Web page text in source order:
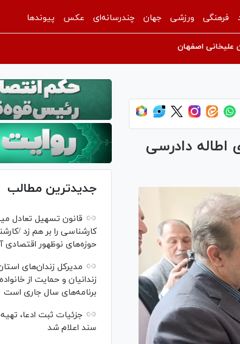
فرهنگی ورزشی جهان چندرسانه‌ای عکس پیوندها
علیخانی اصفهان
اطاله دادرسی
جدیدترین مطالب
قانون تسهیل تعادل
کارشناسی را بر هم زد /
حوزه‌های نوظهور اقتصادی
مدیرکل زندان‌های
زندانیان و حمایت از
برنامه‌های سال جاری است
سند اعلام شد